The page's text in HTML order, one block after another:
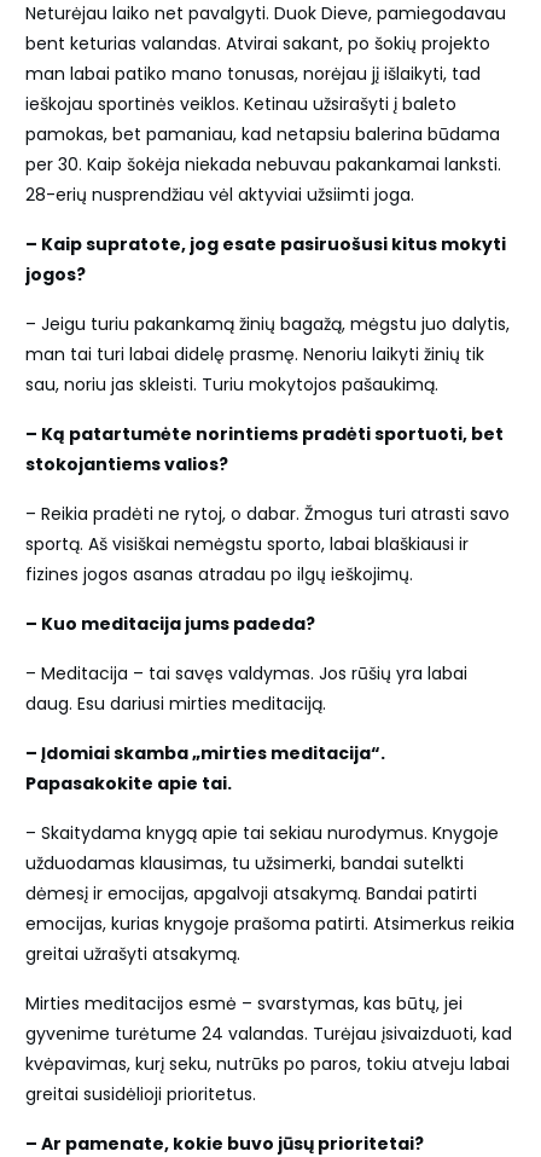
Neturėjau laiko net pavalgyti. Duok Dieve, pamiegodavau
bent keturias valandas. Atvirai sakant, po šokių projekto
man labai patiko mano tonusas, norėjau jį išlaikyti, tad
ieškojau sportinės veiklos. Ketinau užsirašyti į baleto
pamokas, bet pamaniau, kad netapsiu balerina būdama
per 30. Kaip šokėja niekada nebuvau pakankamai lanksti.
28-erių nusprendžiau vėl aktyviai užsiimti joga.
– Kaip supratote, jog esate pasiruošusi kitus mokyti
jogos?
– Jeigu turiu pakankamą žinių bagažą, mėgstu juo dalytis,
man tai turi labai didelę prasmę. Nenoriu laikyti žinių tik
sau, noriu jas skleisti. Turiu mokytojos pašaukimą.
– Ką patartumėte norintiems pradėti sportuoti, bet
stokojantiems valios?
– Reikia pradėti ne rytoj, o dabar. Žmogus turi atrasti savo
sportą. Aš visiškai nemėgstu sporto, labai blaškiausi ir
fizines jogos asanas atradau po ilgų ieškojimų.
– Kuo meditacija jums padeda?
– Meditacija – tai savęs valdymas. Jos rūšių yra labai
daug. Esu dariusi mirties meditaciją.
– Įdomiai skamba „mirties meditacija“.
Papasakokite apie tai.
– Skaitydama knygą apie tai sekiau nurodymus. Knygoje
užduodamas klausimas, tu užsimerki, bandai sutelkti
dėmesį ir emocijas, apgalvoji atsakymą. Bandai patirti
emocijas, kurias knygoje prašoma patirti. Atsimerkus reikia
greitai užrašyti atsakymą.
Mirties meditacijos esmė – svarstymas, kas būtų, jei
gyvenime turėtume 24 valandas. Turėjau įsivaizduoti, kad
kvėpavimas, kurį seku, nutrūks po paros, tokiu atveju labai
greitai susidėlioji prioritetus.
– Ar pamenate, kokie buvo jūsų prioritetai?